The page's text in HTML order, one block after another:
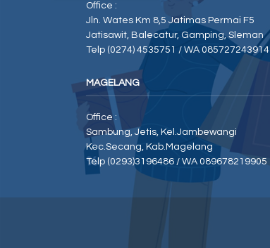
Office :
Jln. Wates Km 8,5 Jatimas Permai F5
Jatisawit, Balecatur, Gamping, Sleman
Telp (0274) 4535751 / WA 085727243914
MAGELANG
Office :
Sambung, Jetis, Kel.Jambewangi
Kec.Secang, Kab.Magelang
Telp (0293)3196486 / WA 089678219905